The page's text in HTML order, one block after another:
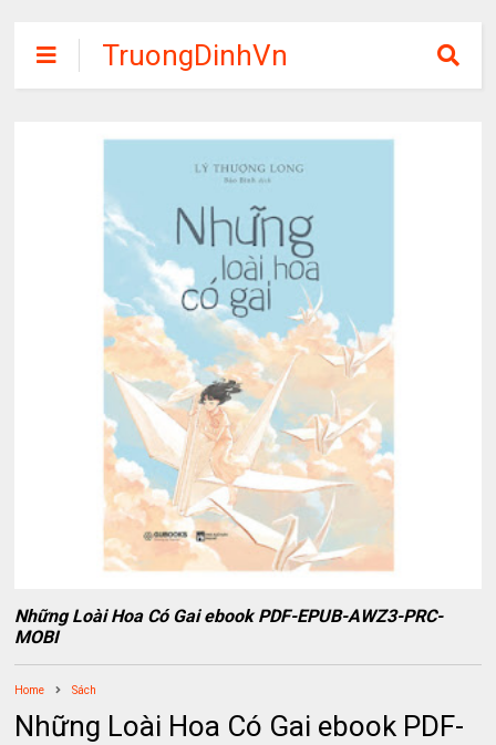
TruongDinhVn
Chia sẽ ebook,
phần mềm học
tập miễn phí
Những Loài Hoa Có Gai ebook PDF-EPUB-AWZ3-PRC-
MOBI
Home Sách
Những Loài Hoa Có Gai ebook PDF-